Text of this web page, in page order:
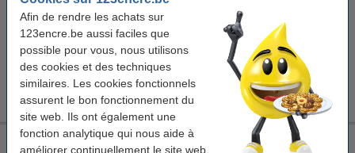
Afin de rendre les achats sur
123encre.be aussi faciles que
possible pour vous, nous utilisons
des cookies et des techniques
similaires. Les cookies fonctionnels
assurent le bon fonctionnement du
site web. Ils ont également une
fonction analytique qui nous aide à
améliorer continuellement le site web.
16,95 €
Offre : 123encre ensemble de marqueurs permanents
6,75 €
123encre set de surligneurs - rose/vert/bleu/jaune/orange
5,50 €
Leitz Urban Chic chemise à élastique en plastique - bleu